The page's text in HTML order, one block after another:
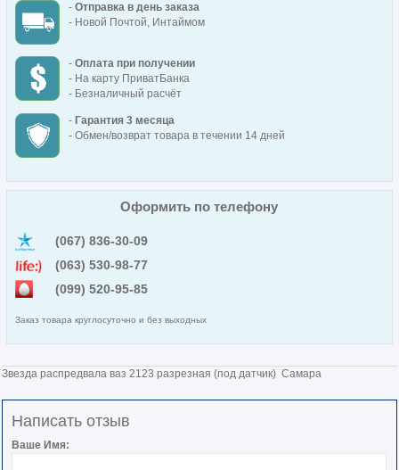
- Отправка в день заказа
- Новой Почтой, Интаймом
- Оплата при получении
- На карту ПриватБанка
- Безналичный расчёт
- Гарантия 3 месяца
- Обмен/возврат товара в течении 14 дней
Оформить по телефону
(067) 836-30-09
(063) 530-98-77
(099) 520-95-85
Заказ товара круглосуточно и без выходных
Звезда распредвала ваз 2123 разрезная (под датчик) Самара
Написать отзыв
Ваше Имя: